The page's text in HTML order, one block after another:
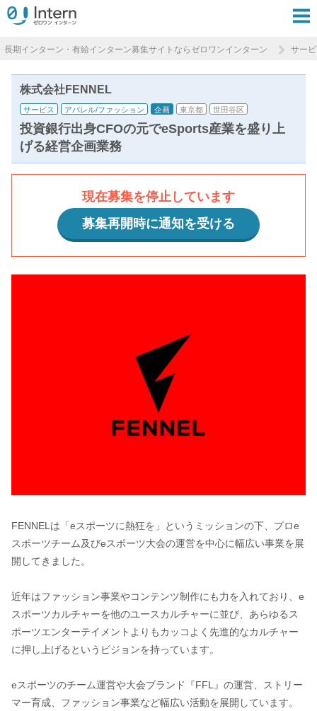
長期インターン・有給インターン募集サイトならゼロワンインターン サー
株式会社FENNEL
サービス アパレル/ファッション 企画 東京都 世田谷区
投資銀行出身CFOの元でeSports産業を盛り上
げる経営企画業務
現在募集を停止しています
募集再開時に通知を受ける
FENNELは「eスポーツに熱狂を」というミッションの下、プロe
スポーツチーム及びeスポーツ大会の運営を中心に幅広い事業を展
開してきました。
近年はファッション事業やコンテンツ制作にも力を入れており、e
スポーツカルチャーを他のユースカルチャーに並び、あらゆるス
ポーツエンターテイメントよりもカッコよく先進的なカルチャー
に押し上げるというビジョンを持っています。
eスポーツのチーム運営や大会ブランド『FFL』の運営、ストリー
マー育成、ファッション事業など幅広い活動を展開しています。